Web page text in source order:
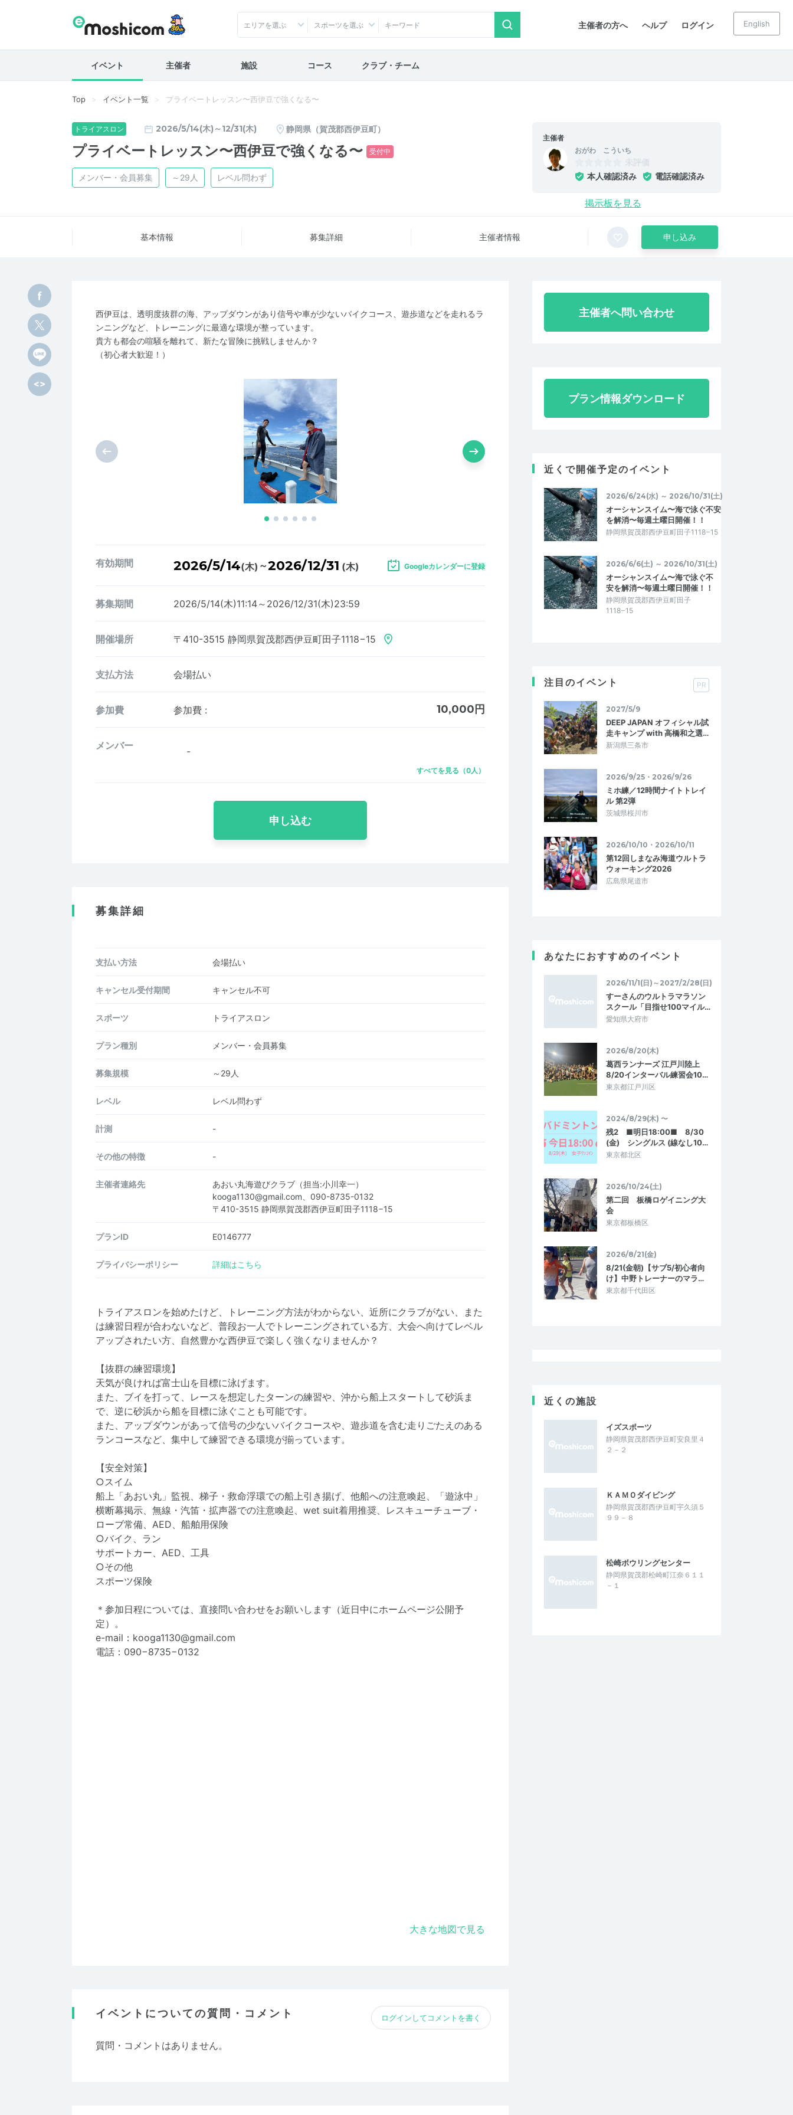
主催者の方へ ヘルプ ログイン
エリアを選ぶ スポーツを選ぶ English
イベント 主催者 施設 コース クラブ・チーム
Top イベント一覧 プライベートレッスン〜西伊豆で強くなる〜
トライアスロン 2026/5/14(木)～12/31(木) 静岡県（賀茂郡西伊豆町）
プライベートレッスン〜西伊豆で強くなる〜 受付中
メンバー・会員募集 ～29人 レベル問わず
主催者
おがわ こういち
本人確認済み 電話確認済み
掲示板を見る
基本情報 募集詳細 主催者情報 申し込み
西伊豆は、透明度抜群の海、アップダウンがあり信号や車が少ないバイクコース、遊歩道などを走れるラ
ンニングなど、トレーニングに最適な環境が整っています。
貴方も都会の喧騒を離れて、新たな冒険に挑戦しませんか？
（初心者大歓迎！）
有効期間 2026/5/14(木) ～2026/12/31 (木) Googleカレンダーに登録
募集期間 2026/5/14(木)11:14～2026/12/31(木)23:59
開催場所 〒410-3515 静岡県賀茂郡西伊豆町田子1118−15
支払方法 会場払い
参加費 参加費 : 10,000円
メンバー -
すべてを見る（0人）
申し込む
募集詳細
支払い方法 会場払い
キャンセル受付期間 キャンセル不可
スポーツ トライアスロン
プラン種別 メンバー・会員募集
募集規模 ～29人
レベル レベル問わず
計測 -
その他の特徴 -
主催者連絡先
あおい丸海遊びクラブ（担当:小川幸一）
kooga1130@gmail.com、090-8735-0132
〒410-3515 静岡県賀茂郡西伊豆町田子1118−15
プランID E0146777
プライバシーポリシー 詳細はこちら
トライアスロンを始めたけど、トレーニング方法がわからない、近所にクラブがない、また
は練習日程が合わないなど、普段お一人でトレーニングされている方、大会へ向けてレベル
アップされたい方、自然豊かな西伊豆で楽しく強くなりませんか？
【抜群の練習環境】
天気が良ければ富士山を目標に泳げます。
また、ブイを打って、レースを想定したターンの練習や、沖から船上スタートして砂浜ま
で、逆に砂浜から船を目標に泳ぐことも可能です。
また、アップダウンがあって信号の少ないバイクコースや、遊歩道を含む走りごたえのある
ランコースなど、集中して練習できる環境が揃っています。
【安全対策】
○スイム
船上「あおい丸」監視、梯子・救命浮環での船上引き揚げ、他船への注意喚起、「遊泳中」
横断幕掲示、無線・汽笛・拡声器での注意喚起、wet suit着用推奨、レスキューチューブ・
ローブ常備、AED、船舶用保険
○バイク、ラン
サポートカー、AED、工具
○その他
スポーツ保険
＊参加日程については、直接問い合わせをお願いします（近日中にホームページ公開予
定）。
e-mail：kooga1130@gmail.com
電話：090−8735−0132
大きな地図で見る
イベントについての質問・コメント ログインしてコメントを書く
質問・コメントはありません。
主催者へ問い合わせ
プラン情報ダウンロード
近くで開催予定のイベント
2026/6/24(水) ～ 2026/10/31(土)
オーシャンスイム〜海で泳ぐ不安
を解消〜毎週土曜日開催！！
静岡県賀茂郡西伊豆町田子1118−15
2026/6/6(土) ～ 2026/10/31(土)
オーシャンスイム〜海で泳ぐ不
安を解消〜毎週土曜日開催！！
静岡県賀茂郡西伊豆町田子
1118−15
注目のイベント PR
2027/5/9
DEEP JAPAN オフィシャル試
走キャンプ with 高橋和之選…
新潟県三条市
2026/9/25・2026/9/26
ミホ練／12時間ナイトトレイ
ル 第2弾
茨城県桜川市
2026/10/10・2026/10/11
第12回しまなみ海道ウルトラ
ウォーキング2026
広島県尾道市
あなたにおすすめのイベント
2026/11/1(日)～2027/2/28(日)
すーさんのウルトラマラソン
スクール「目指せ100マイル…
愛知県大府市
2026/8/20(木)
葛西ランナーズ 江戸川陸上
8/20インターバル練習会10…
東京都江戸川区
2024/8/29(木) 〜
残2 ■明日18:00■ 8/30
(金) シングルス (線なし10…
東京都北区
2026/10/24(土)
第二回 板橋ロゲイニング大
会
東京都板橋区
2026/8/21(金)
8/21(金朝)【サブ5/初心者向
け】中野トレーナーのマラ…
東京都千代田区
近くの施設
イズスポーツ
静岡県賀茂郡西伊豆町安良里４
２－２
ＫＡＭＯダイビング
静岡県賀茂郡西伊豆町宇久須５
９９－８
松崎ボウリングセンター
静岡県賀茂郡松崎町江奈６１１
－１